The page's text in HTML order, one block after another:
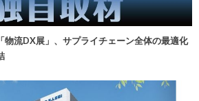
物流DX展」、サプライチェーン全体の最適化